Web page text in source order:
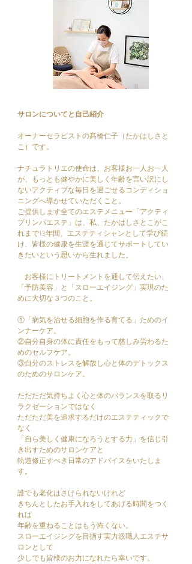
サロンについてと自己紹介
オーナーセラピストの髙橋仁子（たかはしさと
こ）です。
ナチュラトリエの使命は、お客様お一人お一人
が、もっとも健やかに美しく年齢を言い訳にし
ないアクティブな毎日を過ごせるコンディショ
ニングへ導かせていただくこと。
ご提供します全てのエステメニュー「アクティ
ブリンパエステ」は、私、たかはしさとこがこ
れまで13年間、エステティシャンとして学び続
け、皆様の健康を生涯を通じてサポートしてい
きたいという思いから生れました。
​ お客様にトリートメントを通して伝えたい、
「予防美容」と「スローエイジング」実現のた
めに大切な３つのこと。
①「病気を治せる細胞を作る育てる」ためのイ
ンナーケア。
②自分自身の体に責任をもって慈しみ労わるた
めのセルフケア。
③自分のストレスを解放し心と体のデトックス
のためのサロンケア。
ただただ気持ちよく心と体のバランスを取るリ
ラクゼーションではなく
ただただ美を追求するだけのエステティックで
なく
「自ら美しく健康になろうとする力」を信じ引
き出すためのサロンケアと
軌道修正すべき日常のアドバイスをいたしま
す。
誰でも老化はさけられないけれど
きちんとしたお手入れをしてあげる時間をつく
れば
年齢を重ねることはもう怖くない。
​スローエイジングを目指す実力派職人エステサ
ロンとして
少しでも皆様のお力になれたら幸いです。